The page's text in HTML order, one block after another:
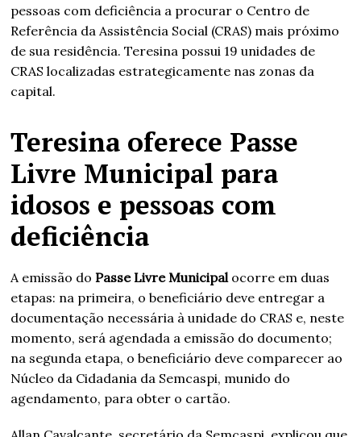
pessoas com deficiência a procurar o Centro de
Referência da Assistência Social (CRAS) mais próximo
de sua residência. Teresina possui 19 unidades de
CRAS localizadas estrategicamente nas zonas da
capital.
Teresina oferece Passe
Livre Municipal para
idosos e pessoas com
deficiência
A emissão doPasse Livre Municipalocorre em duas
etapas: na primeira, o beneficiário deve entregar a
documentação necessária à unidade do CRAS e, neste
momento, será agendada a emissão do documento;
na segunda etapa, o beneficiário deve comparecer ao
Núcleo da Cidadania da Semcaspi, munido do
agendamento, para obter o cartão.